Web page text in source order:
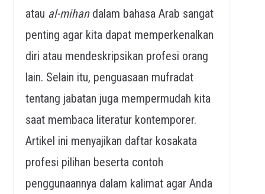
atau al-mihandalam bahasa Arab sangat
penting agar kita dapat memperkenalkan
diri atau mendeskripsikan profesi orang
lain. Selain itu, penguasaan mufradat
tentang jabatan juga mempermudah kita
saat membaca literatur kontemporer.
Artikel ini menyajikan daftar kosakata
profesi pilihan beserta contoh
penggunaannya dalam kalimat agar Anda